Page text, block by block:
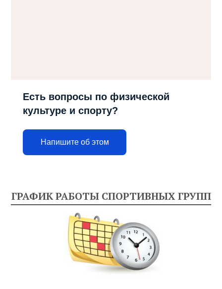
Есть вопросы по физической
культуре и спорту?
Напишите об этом
ГРАФИК РАБОТЫ СПОРТИВНЫХ ГРУПП